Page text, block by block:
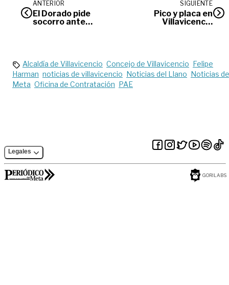
ANTERIOR
El Dorado pide
socorro ante
SIGUIENTE
Pico y placa en
Villavicencio
Alcaldía de Villavicencio Concejo de Villavicencio Felipe
Harman noticias de villavicencio Noticias del Llano Noticias
Meta Oficina de Contratación PAE
Legales
GORILABS